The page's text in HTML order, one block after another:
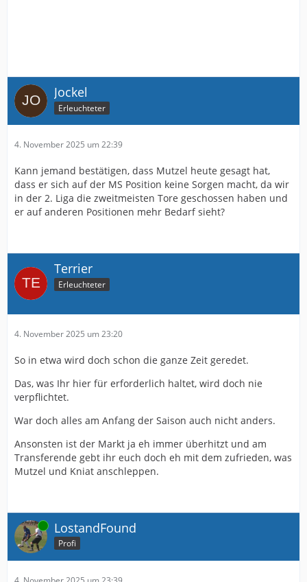
Jockel
Erleuchteter
4. November 2025 um 22:39
Kann jemand bestätigen, dass Mutzel heute gesagt hat,
dass er sich auf der MS Position keine Sorgen macht, da wir
in der 2. Liga die zweitmeisten Tore geschossen haben und
er auf anderen Positionen mehr Bedarf sieht?
Terrier
Erleuchteter
4. November 2025 um 23:20
So in etwa wird doch schon die ganze Zeit geredet.
Das, was Ihr hier für erforderlich haltet, wird doch nie
verpflichtet.
War doch alles am Anfang der Saison auch nicht anders.
Ansonsten ist der Markt ja eh immer überhitzt und am
Transferende gebt ihr euch doch eh mit dem zufrieden, was
Mutzel und Kniat anschleppen.
Online LostandFound
Profi